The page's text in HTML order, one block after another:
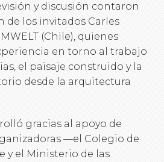
y discusión contaron
de los invitados Carles
(Chile), quienes
en torno al trabajo
el paisaje construido y la
desde la arquitectura
gracias al apoyo de
—el Colegio de
y el Ministerio de las